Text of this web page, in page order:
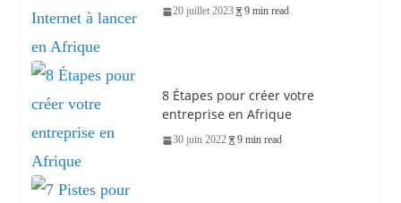
20 juillet 2023 9 min read
8 Étapes pour créer votre
entreprise en Afrique
30 juin 2022 9 min read